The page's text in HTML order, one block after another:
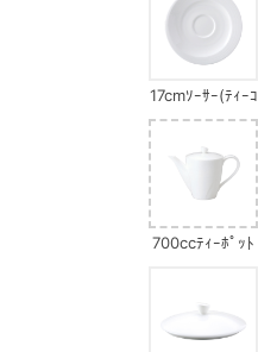
17cmｿｰｻｰ(ﾃｨｰｺ
ｰﾋｰ兼用)
700ccﾃｨｰﾎﾟｯﾄ